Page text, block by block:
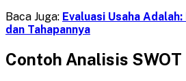
Baca Juga: Evaluasi Usaha
dan Tahapannya
Contoh Analisis SWOT